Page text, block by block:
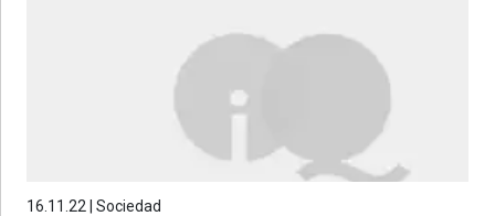
16.11.22 | Sociedad